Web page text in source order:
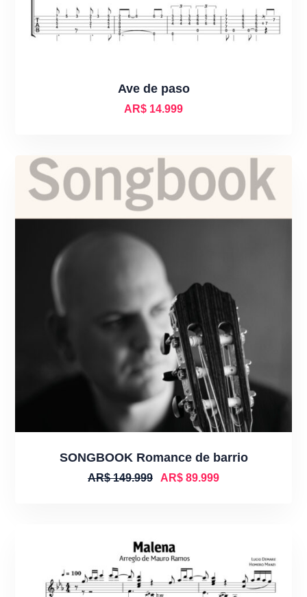
Ave de paso
AR$ 14.999
SONGBOOK Romance de barrio
AR$149.999 AR$ 89.999